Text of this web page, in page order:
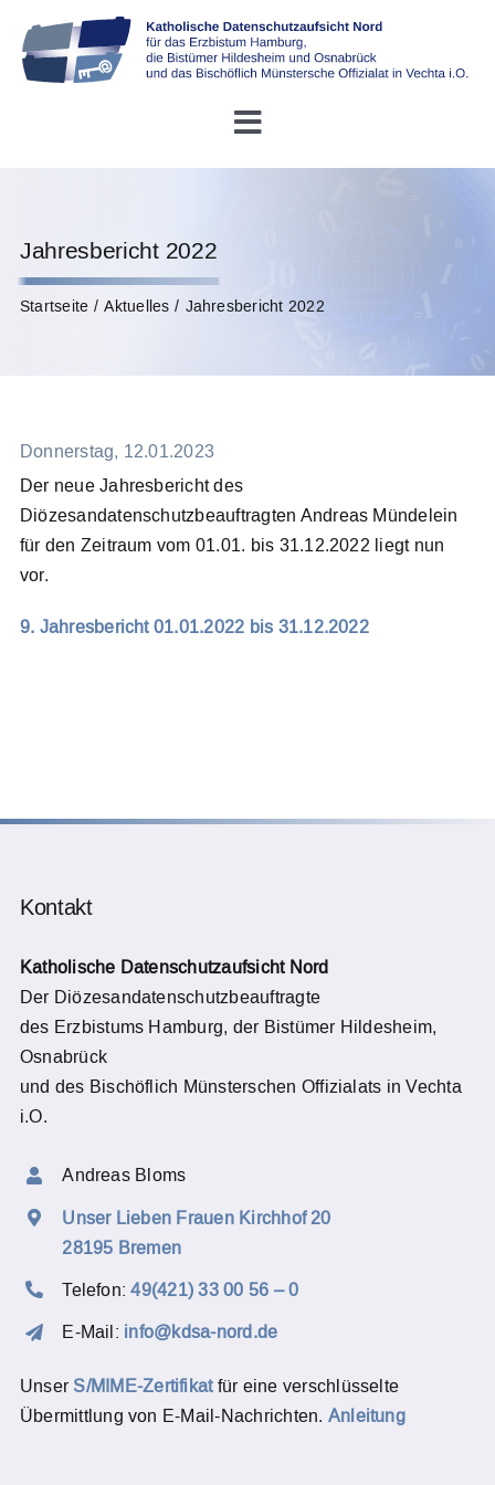
content
Toggle
Navigation
Über uns
Infothek
Meldesystem
Kontakt
Jahresbericht 2022
Startseite Aktuelles Jahresbericht 2022
Donnerstag, 12.01.2023
Der neue Jahresbericht des
Diözesandatenschutzbeauftragten Andreas Mündelein
für den Zeitraum vom 01.01. bis 31.12.2022 liegt nun
vor.
9. Jahresbericht 01.01.2022 bis 31.12.2022
Kontakt
Katholische Datenschutzaufsicht Nord
Der Diözesandatenschutzbeauftragte
des Erzbistums Hamburg, der Bistümer Hildesheim,
Osnabrück
und des Bischöflich Münsterschen Offizialats in Vechta
i.O.
Andreas Bloms
Unser Lieben Frauen Kirchhof 20
28195 Bremen
Telefon:49(421) 33 00 56 – 0
E-Mail: info@kdsa-nord.de
Unser S/MIME-Zertifikatfür eine verschlüsselte
Übermittlung von E-Mail-Nachrichten. Anleitung